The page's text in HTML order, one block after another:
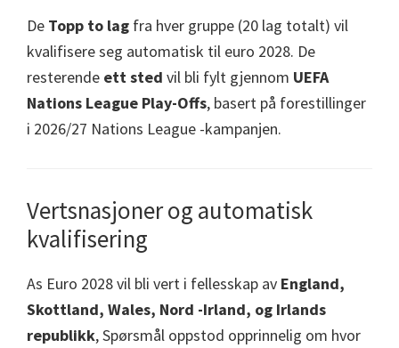
De Topp to lag fra hver gruppe (20 lag totalt) vil
kvalifisere seg automatisk til euro 2028. De
resterende ett sted vil bli fylt gjennom UEFA
Nations League Play-Offs, basert på forestillinger
i 2026/27 Nations League -kampanjen.
Vertsnasjoner og automatisk
kvalifisering
As Euro 2028 vil bli vert i fellesskap av England,
Skottland, Wales, Nord -Irland, og Irlands
republikk, Spørsmål oppstod opprinnelig om hvor